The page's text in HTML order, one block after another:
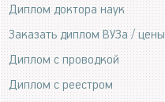
Диплом доктора наук
Заказать диплом ВУЗа / цены
Диплом с проводкой
Диплом с реестром